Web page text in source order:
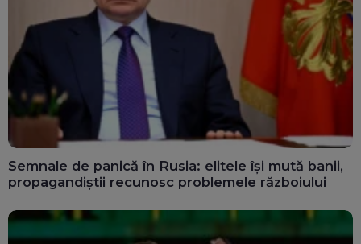
Semnale de panică în Rusia: elitele își mută banii,
propagandiștii recunosc problemele războiului